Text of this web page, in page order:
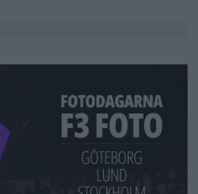
Council), en
syfte att utveckla
för miljövänliga